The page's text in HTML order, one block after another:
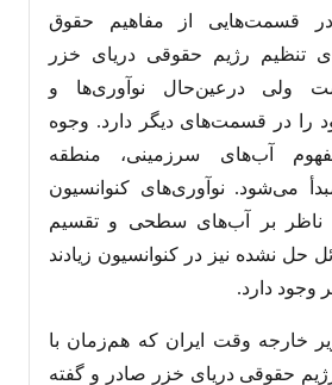
در قسمت‌هایی از مفاهیم حقوق
تنظیم رژیم حقوقی دریای خزر
ولی درعین‌حال نوآوری‌ها و
را در قسمت‌های دیگر دارد. وجوه
آب‌های سرزمینی، منطقه
می‌شود. نوآوری‌های کنوانسیون
ناظر بر آب‌های سطحی و تقسیم
حل نشده نیز در کنوانسیون زیادند
وجود دارد.
خارجه وقت ایران که هم‌زمان با
حقوقی دریای خزر صادر و گفته